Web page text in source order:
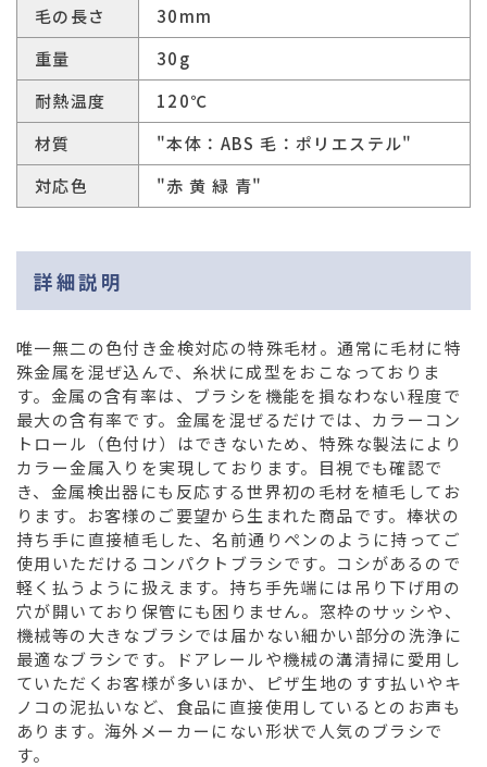
毛の長さ
30mm
重量
30g
耐熱温度
120℃
材質
"本体：ABS 毛：ポリエステル"
対応色
"赤 黄 緑 青"
詳細説明
唯一無二の色付き金検対応の特殊毛材。通常に毛材に特
殊金属を混ぜ込んで、糸状に成型をおこなっておりま
す。金属の含有率は、ブラシを機能を損なわない程度で
最大の含有率です。金属を混ぜるだけでは、カラーコン
トロール（色付け）はできないため、特殊な製法により
カラー金属入りを実現しております。目視でも確認で
き、金属検出器にも反応する世界初の毛材を植毛してお
ります。お客様のご要望から生まれた商品です。棒状の
持ち手に直接植毛した、名前通りペンのように持ってご
使用いただけるコンパクトブラシです。コシがあるので
軽く払うように扱えます。持ち手先端には吊り下げ用の
穴が開いており保管にも困りません。窓枠のサッシや、
機械等の大きなブラシでは届かない細かい部分の洗浄に
最適なブラシです。ドアレールや機械の溝清掃に愛用し
ていただくお客様が多いほか、ピザ生地のすす払いやキ
ノコの泥払いなど、食品に直接使用しているとのお声も
あります。海外メーカーにない形状で人気のブラシで
す。